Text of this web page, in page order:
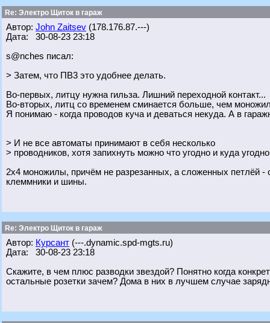
Re: Электро Щиток в гараж
Автор: John Zaitsev (178.176.87.---)
Дата: 30-08-23 23:18
s@nches писал:
> Затем, что ПВ3 это удобнее делать.
Во-первых, литцу нужна гильза. Лишний переходной контакт...
Во-вторых, литц со временем сминается больше, чем
Я понимаю - когда проводов куча и деваться некуда. А в
> И не все автоматы принимают в себя несколько
> проводников, хотя запихнуть можно что угодно и куда
2х4 моножилы, причём не разрезанных, а сложенных петлёй -
клеммники и шины.
Re: Электро Щиток в гараж
Автор: Курсант (---.dynamic.spd-mgts.ru)
Дата: 30-08-23 23:18
Скажите, в чем плюс разводки звездой? Понятно когда
остальные розетки зачем? Дома в них в лучшем случае